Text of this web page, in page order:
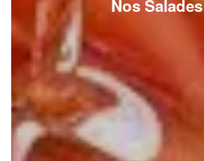
Nos Salades